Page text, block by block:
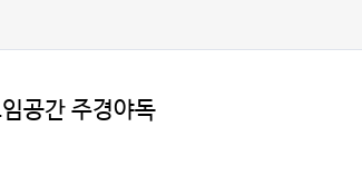
공간 주경야독